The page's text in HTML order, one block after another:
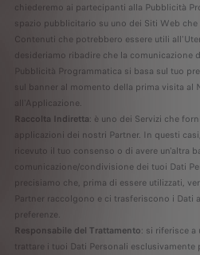
chiederemo ai partecipanti alla Pubblicità
spazio pubblicitario su uno dei Siti Web
Contenuti che potrebbero essere utili
desideriamo ribadire che la comunicazione
Pubblicità Programmatica si basa sul tuo
sul banner al momento della prima visita al
all'Applicazione.
Raccolta Indiretta: è uno dei Servizi che
applicazioni dei nostri Partner. In questi
ricevuto il tuo consenso o di avere un'altra
comunicazione/condivisione dei tuoi Dati
precisiamo che, prima di essere utilizzati,
Partner raccolgono e ci trasferiscono i Dati
preferenze.
Responsabile del Trattamento: si riferisce a
trattare i tuoi Dati Personali